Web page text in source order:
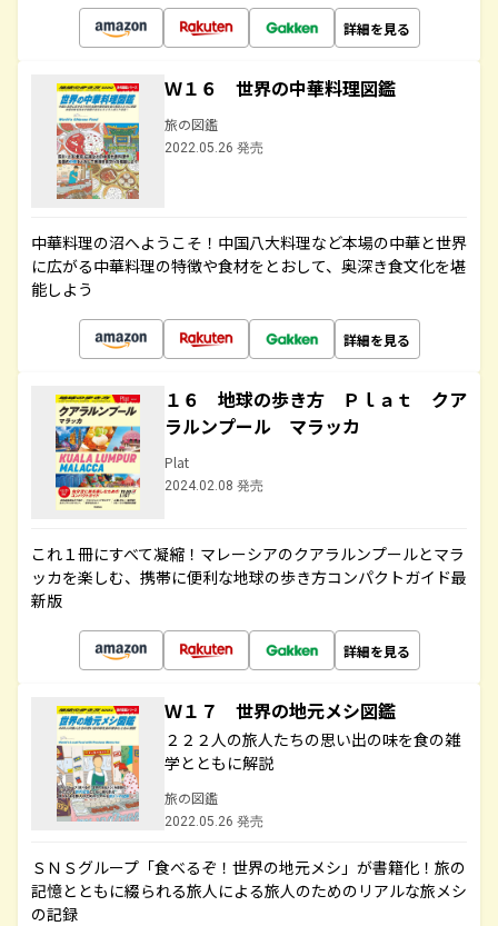
詳細を見る
Ｗ１６ 世界の中華料理図鑑
旅の図鑑
2022.05.26 発売
中華料理の沼へようこそ！中国八大料理など本場の中華と世界
に広がる中華料理の特徴や食材をとおして、奥深き食文化を堪
能しよう
詳細を見る
１６ 地球の歩き方 Ｐｌａｔ クア
ラルンプール マラッカ
Plat
2024.02.08 発売
これ１冊にすべて凝縮！マレーシアのクアラルンプールとマラ
ッカを楽しむ、携帯に便利な地球の歩き方コンパクトガイド最
新版
詳細を見る
Ｗ１７ 世界の地元メシ図鑑
２２２人の旅人たちの思い出の味を食の雑
学とともに解説
旅の図鑑
2022.05.26 発売
ＳＮＳグループ「食べるぞ！世界の地元メシ」が書籍化！旅の
記憶とともに綴られる旅人による旅人のためのリアルな旅メシ
の記録